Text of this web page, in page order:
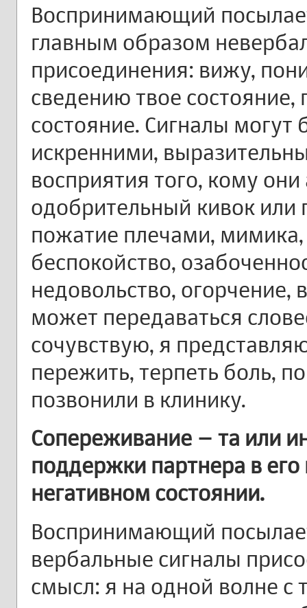
Воспринимающий
главным образом
присоединения: вижу,
сведению твое
состояние. Сигналы
искренними,
восприятия того, кому
одобрительный кивок или
пожатие плечами,
беспокойство,
недовольство,
может передаваться
сочувствую, я
пережить, терпеть боль,
позвонили в клинику.
Сопереживание – та или
поддержки партнера в
негативном состоянии.
Воспринимающий
вербальные сигналы
смысл: я на одной волне